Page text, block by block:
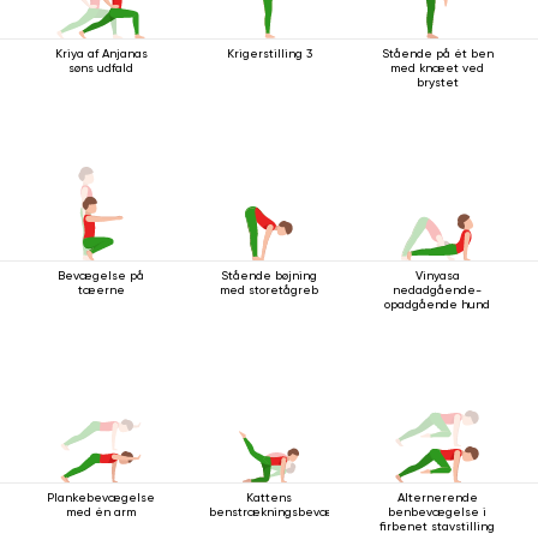
Kriya af Anjanas
søns udfald
Krigerstilling 3
Stående på ét ben
med knæet ved
brystet
Bevægelse på
tæerne
Stående bøjning
med storetågreb
Vinyasa
nedadgående-
opadgående hund
Plankebevægelse
med én arm
Kattens
benstrækningsbevægelse
Alternerende
benbevægelse i
firbenet stavstilling